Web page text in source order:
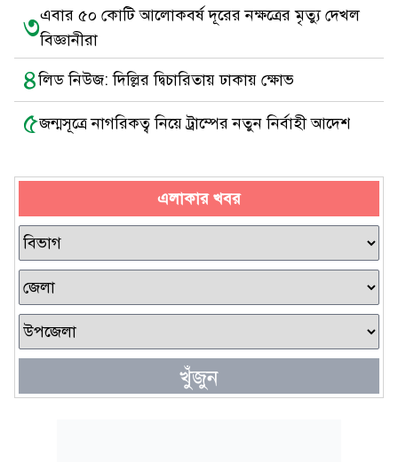
৩এবার ৫০ কোটি আলোকবর্ষ দূরের নক্ষত্রের মৃত্যু দেখল
বিজ্ঞানীরা
৪লিড নিউজ: দিল্লির দ্বিচারিতায় ঢাকায় ক্ষোভ
৫জন্মসূত্রে নাগরিকত্ব নিয়ে ট্রাম্পের নতুন নির্বাহী আদেশ
এলাকার খবর
খুঁজুন